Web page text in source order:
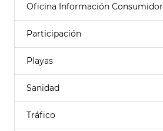
Oficina Información Consumidor
Participación
Playas
Sanidad
Tráfico